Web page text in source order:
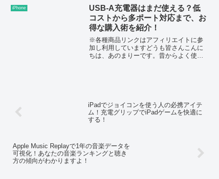
る最新ゲーム機です。現...
iPhone
USB-A充電器はまだ使える？低
コストから多ポート対応まで、お
得な購入術を紹介！
※各種商品リンクはアフィリエイトに参
加し利用していますどうも皆さんこんに
ちは、あのまりーです。昔からよく使わ
iPadでジョイコンを使う人の必携アイテ
ム！充電グリップでiPadゲームを快適に
する！
Apple Music Replayで1年の音楽データを
可視化！あなたの音楽ランキングと聴き
方の傾向がわかりますよ！